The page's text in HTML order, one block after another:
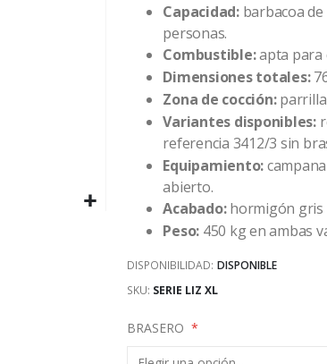
Capacidad: barbacoa
personas.
Combustible:apta para
Dimensiones totales:
Zona de cocción:parrilla
Variantes disponibles:
referencia 3412/3 sin
Equipamiento:
abierto.
Acabado:hormigón gris
Peso: 450 kg en ambas
DISPONIBILIDAD: DISPONIBLE
SKU SERIE LIZ XL
BRASERO